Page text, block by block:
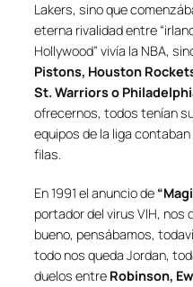
Lakers, sino que
eterna rivalidad entre
Hollywood” vivía la NBA,
Pistons, Houston
St. Warriors o
ofrecernos, todos tenían
equipos de la liga
filas.
En 1991 el anuncio de
portador del virus VIH, nos
bueno, pensábamos,
todo nos queda Jordan,
duelos entre Robinson,